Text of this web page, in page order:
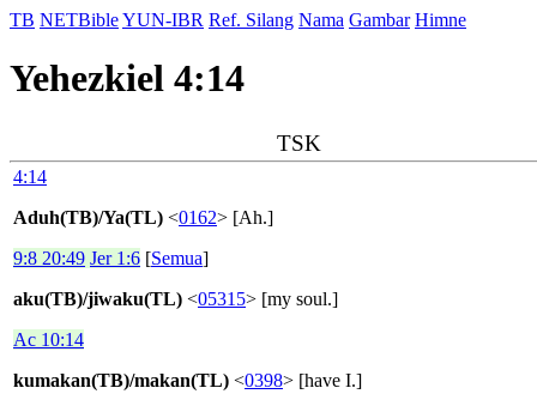
TB NETBibleYUN-IBR Ref. Silang Nama Gambar Himne
Yehezkiel 4:14
TSK
4:14
Aduh(TB)/Ya(TL) <0162> [Ah.]
9:8 20:49 Jer 1:6 [Semua]
aku(TB)/jiwaku(TL) <05315> [my soul.]
Ac 10:14
kumakan(TB)/makan(TL) <0398> [have I.]